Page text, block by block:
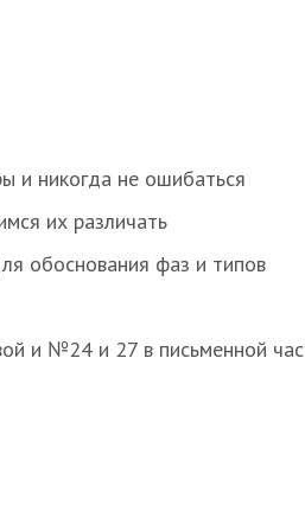
и никогда не ошибаться
их различать
обоснования фаз и типов
и №24 и 27 в письменной